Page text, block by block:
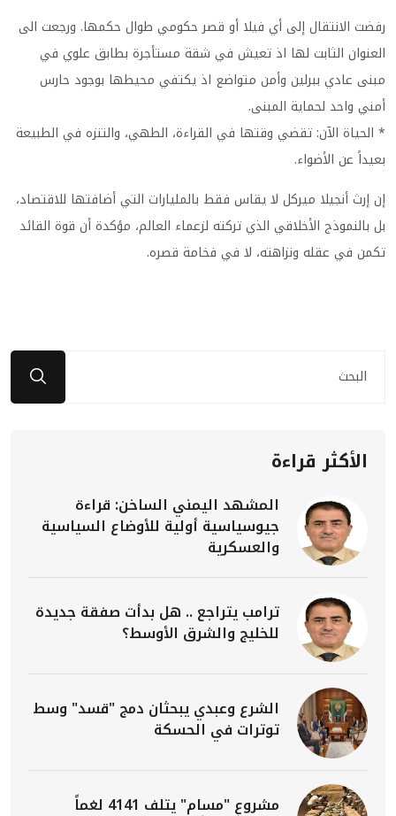
رفضت الانتقال إلى أي فيلا أو قصر حكومي طوال حكمها. ورجعت الى
العنوان الثابت لها اذ تعيش في شقة مستأجرة بطابق علوي في
مبنى عادي ببرلين وأمن متواضع اذ يكتفي محيطها بوجود حارس
أمني واحد لحماية المبنى.
* الحياة الآن: تقضي وقتها في القراءة، الطهي، والتنزه في الطبيعة
بعيداً عن الأضواء.
إن إرث أنجيلا ميركل لا يقاس فقط بالمليارات التي أضافتها للاقتصاد،
بل بالنموذج الأخلاقي الذي تركته لزعماء العالم، مؤكدة أن قوة القائد
تكمن في عقله ونزاهته، لا في فخامة قصره.
الأكثر قراءة
المشهد اليمني الساخن: قراءة
جيوسياسية أولية للأوضاع السياسية
والعسكرية
ترامب يتراجع .. هل بدأت صفقة جديدة
للخليج والشرق الأوسط؟
الشرع وعبدي يبحثان دمج "قسد" وسط
توترات في الحسكة
مشروع "مسام" يتلف 4141 لغماً